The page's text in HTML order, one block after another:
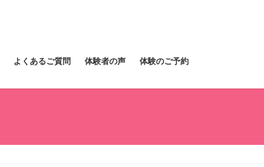
よくあるご質問 体験者の声 体験のご予約